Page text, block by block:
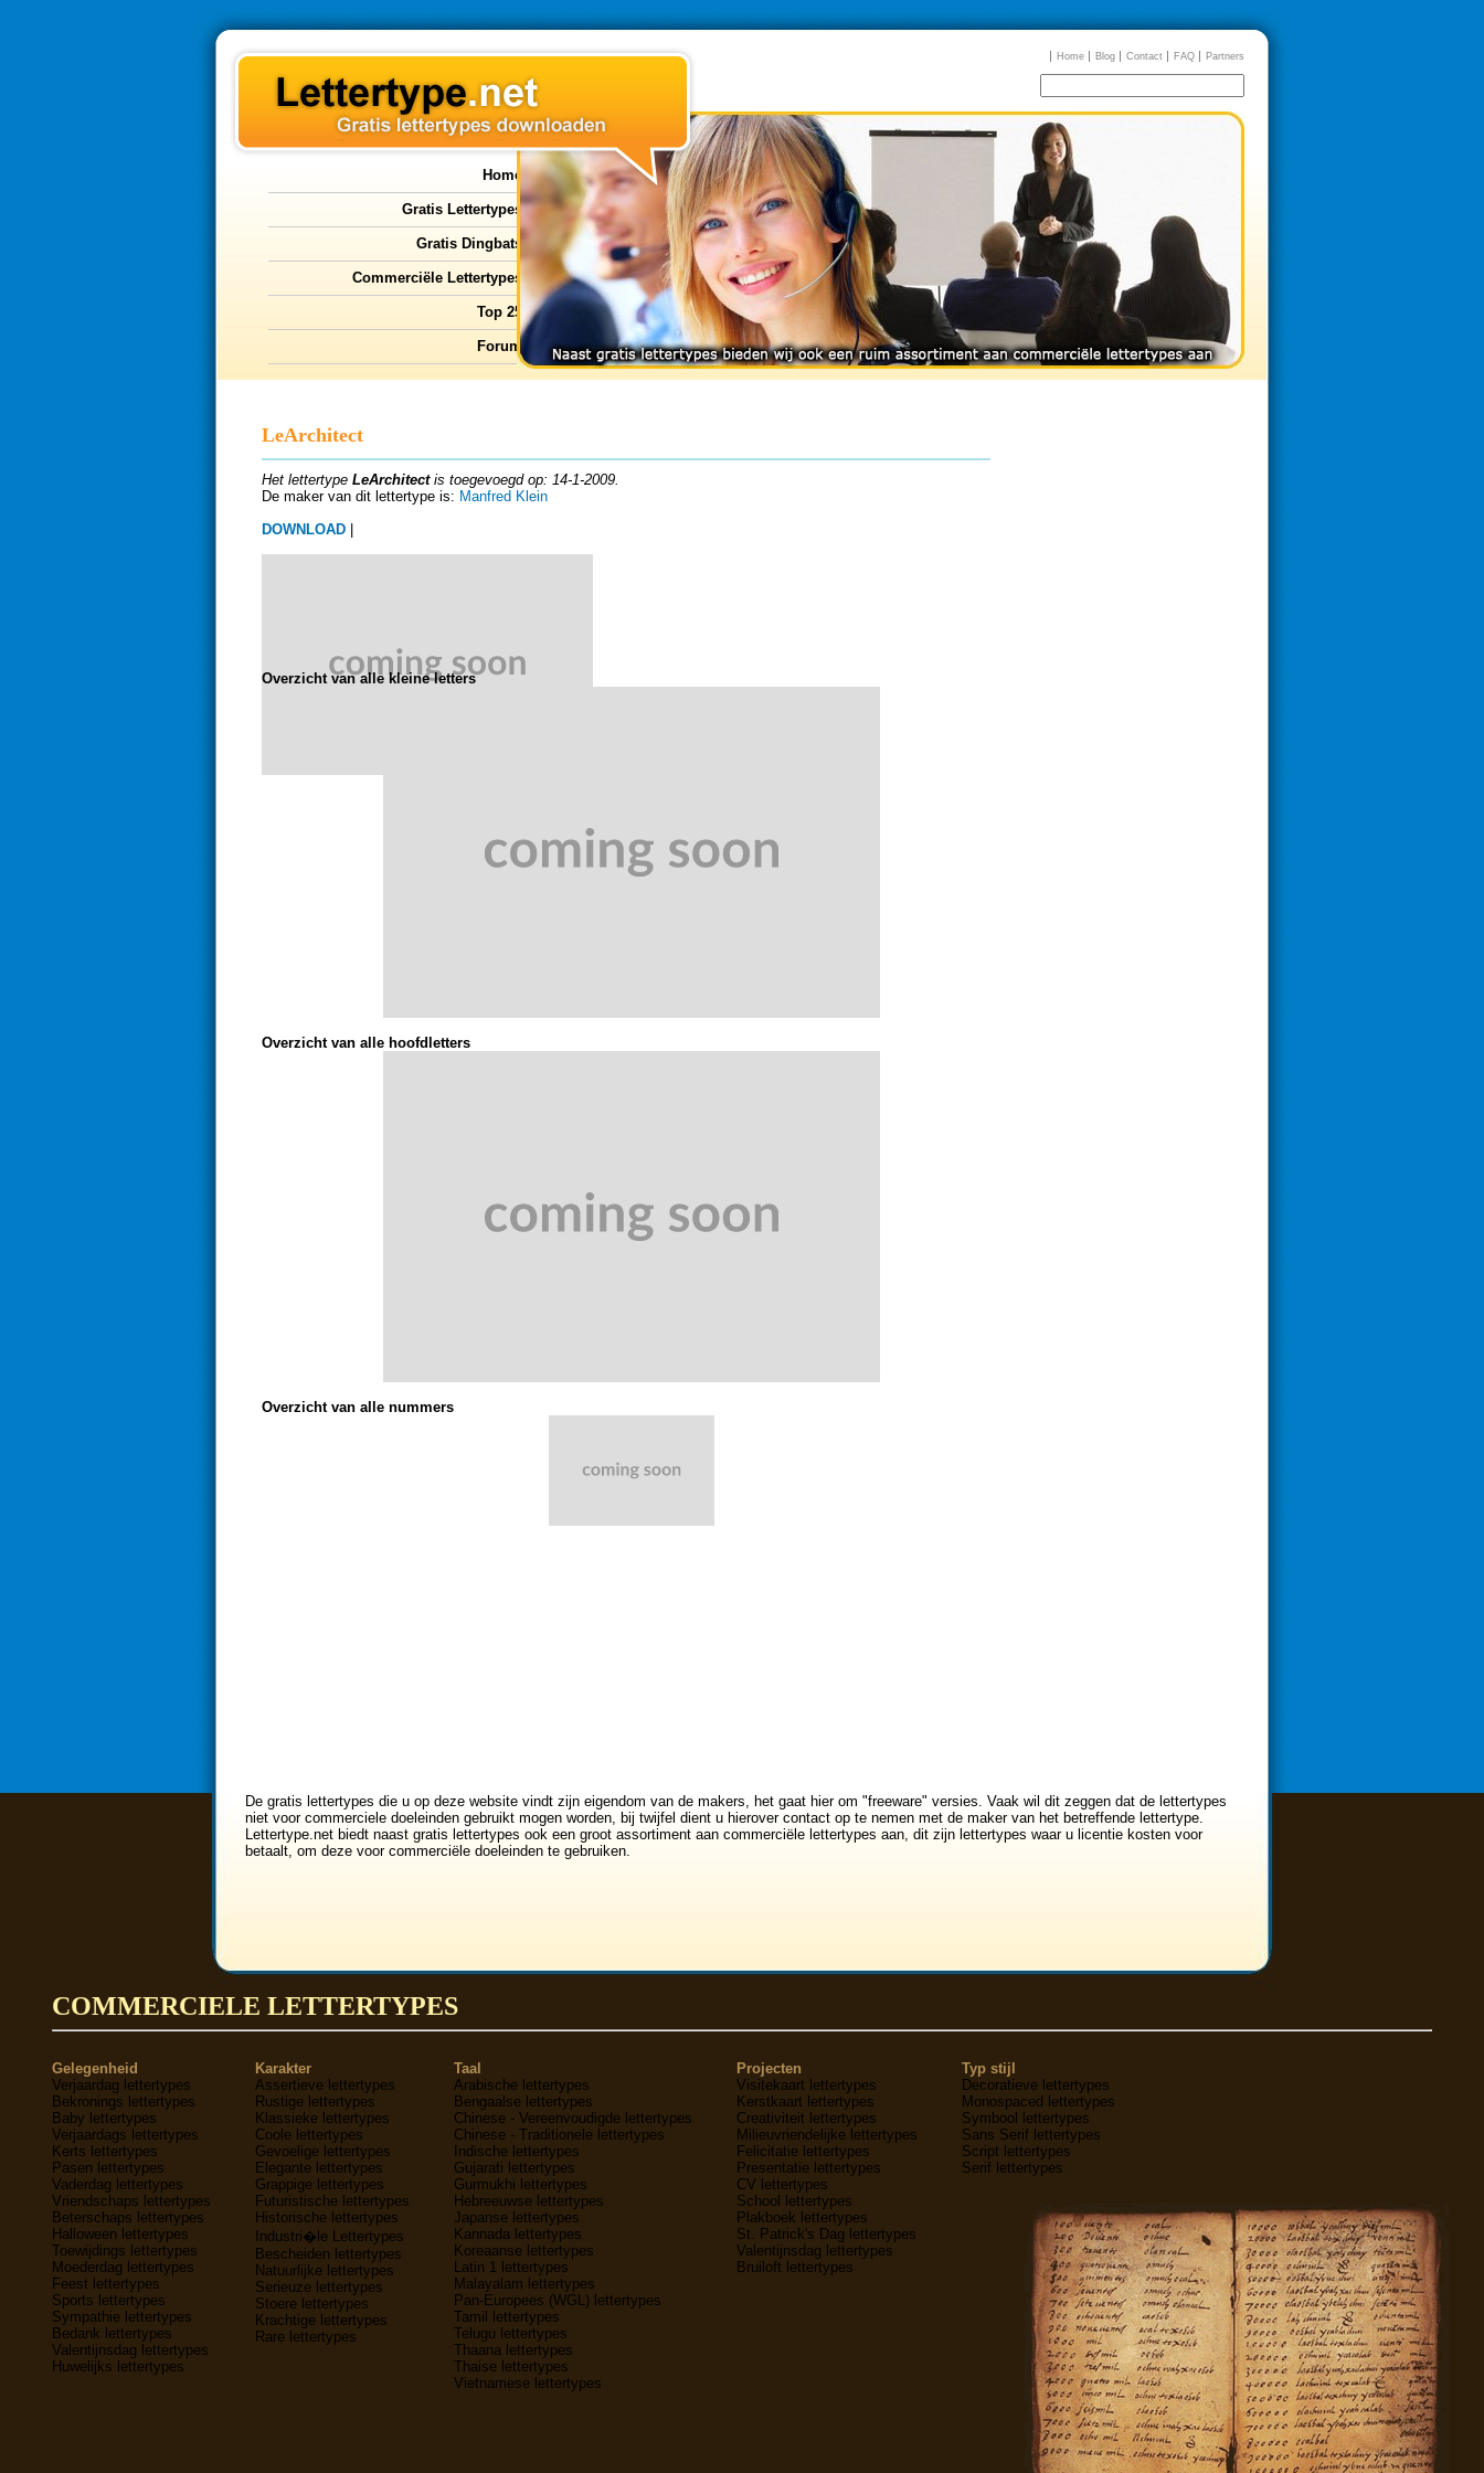
Home Blog Contact FAQ Partners
Home
Gratis Lettertypes
Gratis Dingbats
Commerciële Lettertypes
Top 25
Forum
LeArchitect
Het lettertype LeArchitectis toegevoegd op: 14-1-2009.
De maker van dit lettertype is: Manfred Klein
DOWNLOAD
Overzicht van alle kleine letters
Overzicht van alle hoofdletters
Overzicht van alle nummers
De gratis lettertypes die u op deze website vindt zijn eigendom van de makers, het gaat hier om "freeware" versies. Vaak wil dit zeggen dat de lettertypes
niet voor commerciele doeleinden gebruikt mogen worden, bij twijfel dient u hierover contact op te nemen met de maker van het betreffende lettertype.
Lettertype.net biedt naast gratis lettertypes ook een groot assortiment aan commerciële lettertypes aan, dit zijn lettertypes waar u licentie kosten voor
betaalt, om deze voor commerciële doeleinden te gebruiken.
COMMERCIELE LETTERTYPES
Gelegenheid
Verjaardag lettertypes
Bekronings lettertypes
Baby lettertypes
Verjaardags lettertypes
Kerts lettertypes
Pasen lettertypes
Vaderdag lettertypes
Vriendschaps lettertypes
Beterschaps lettertypes
Halloween lettertypes
Toewijdings lettertypes
Moederdag lettertypes
Feest lettertypes
Sports lettertypes
Sympathie lettertypes
Bedank lettertypes
Valentijnsdag lettertypes
Huwelijks lettertypes
Karakter
Assertieve lettertypes
Rustige lettertypes
Klassieke lettertypes
Coole lettertypes
Gevoelige lettertypes
Elegante lettertypes
Grappige lettertypes
Futuristische lettertypes
Historische lettertypes
Industri�le Lettertypes
Bescheiden lettertypes
Natuurlijke lettertypes
Serieuze lettertypes
Stoere lettertypes
Krachtige lettertypes
Rare lettertypes
Taal
Arabische lettertypes
Bengaalse lettertypes
Chinese - Vereenvoudigde lettertypes
Chinese - Traditionele lettertypes
Indische lettertypes
Gujarati lettertypes
Gurmukhi lettertypes
Hebreeuwse lettertypes
Japanse lettertypes
Kannada lettertypes
Koreaanse lettertypes
Latin 1 lettertypes
Malayalam lettertypes
Pan-Europees (WGL) lettertypes
Tamil lettertypes
Telugu lettertypes
Thaana lettertypes
Thaise lettertypes
Vietnamese lettertypes
Projecten
Visitekaart lettertypes
Kerstkaart lettertypes
Creativiteit lettertypes
Milieuvriendelijke lettertypes
Felicitatie lettertypes
Presentatie lettertypes
CV lettertypes
School lettertypes
Plakboek lettertypes
St. Patrick's Dag lettertypes
Valentijnsdag lettertypes
Bruiloft lettertypes
Typ stijl
Decoratieve lettertypes
Monospaced lettertypes
Symbool lettertypes
Sans Serif lettertypes
Script lettertypes
Serif lettertypes